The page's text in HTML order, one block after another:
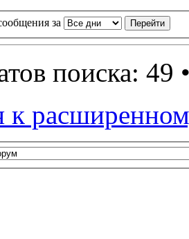
за
поиска: 49
к